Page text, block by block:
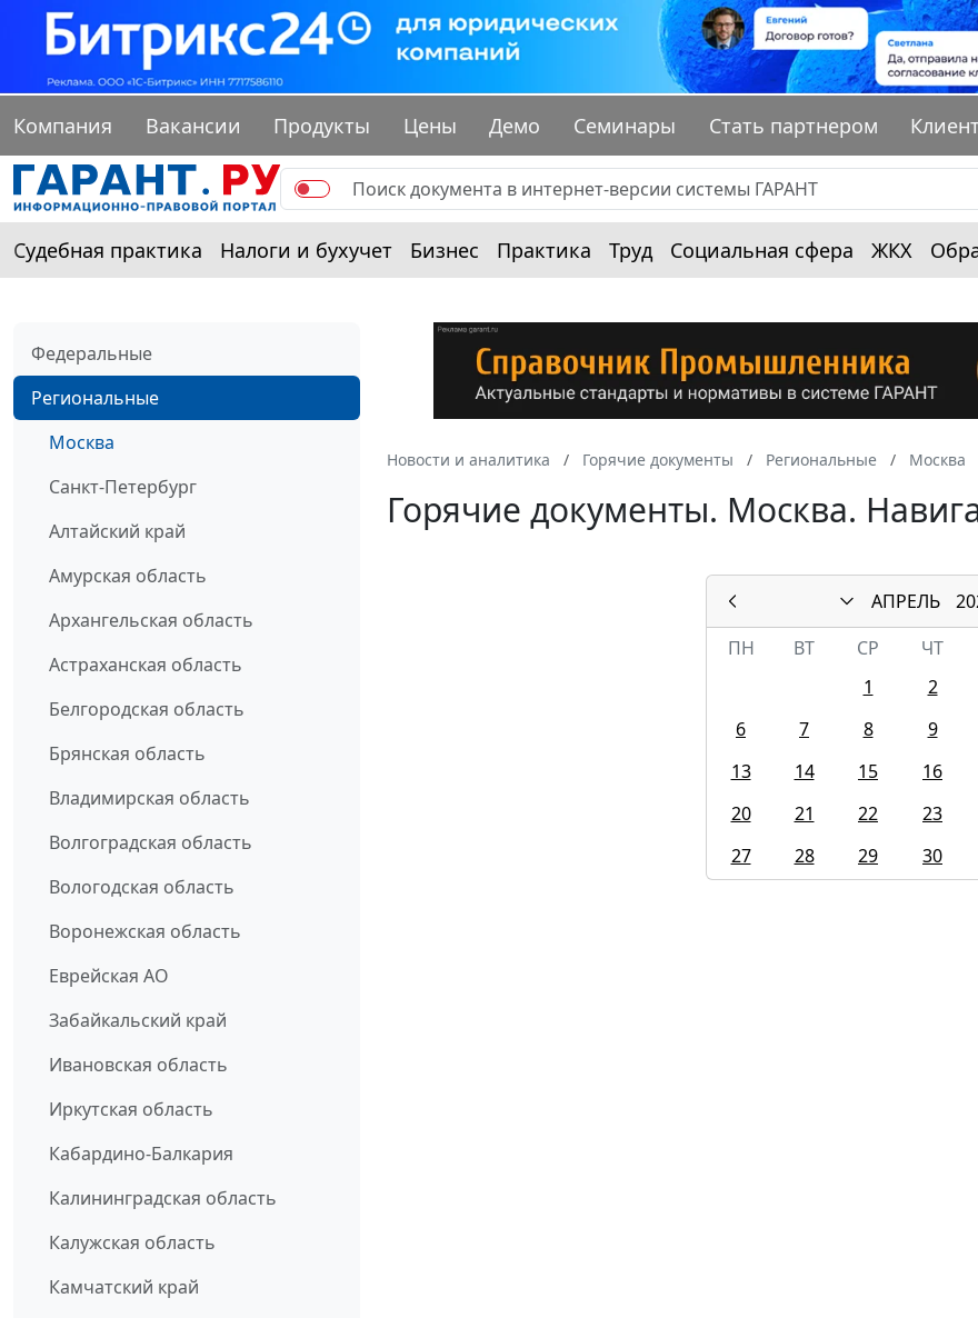
Компания Вакансии Продукты Цены Демо Семинары Стать партнером
Судебная практика Налоги и бухучет Бизнес Практика Труд Социальная сфера ЖКХ
Федеральные
Региональные
Москва
Санкт-Петербург
Алтайский край
Амурская область
Архангельская область
Астраханская область
Белгородская область
Брянская область
Владимирская область
Волгоградская область
Вологодская область
Воронежская область
Еврейская АО
Забайкальский край
Ивановская область
Иркутская область
Кабардино-Балкария
Калининградская область
Калужская область
Камчатский край
Новости и аналитика Горячие документы Региональные Москва
Горячие документы. Москва.
АПРЕЛЬ
ПН
ВТ СР ЧТ
1
2
6
7 8 9
13
14 15 16
20
21 22 23
27
28 29 30